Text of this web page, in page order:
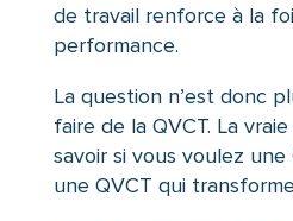
de travail renforce à la
performance.
La question n’est donc
faire de la QVCT. La
savoir si vous voulez
une QVCT qui